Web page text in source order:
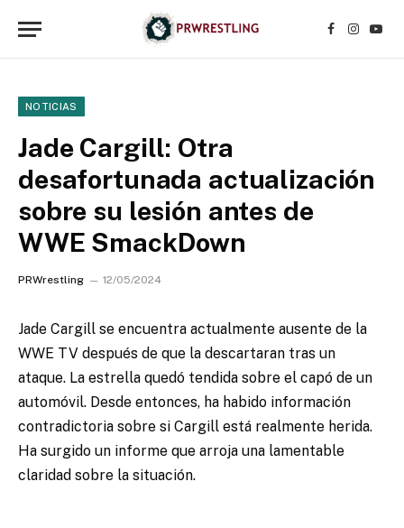
Facebook
NOTICIAS
Jade Cargill: Otra
desafortunada actualización
sobre su lesión antes de
WWE SmackDown
PRWrestling 12/05/2024
Jade Cargill se encuentra actualmente ausente de la
WWE TV después de que la descartaran tras un
ataque. La estrella quedó tendida sobre el capó de un
automóvil. Desde entonces, ha habido información
contradictoria sobre si Cargill está realmente herida.
Ha surgido un informe que arroja una lamentable
claridad sobre la situación.